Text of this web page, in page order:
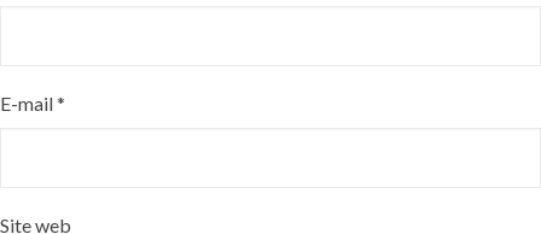
E-mail*
Site web